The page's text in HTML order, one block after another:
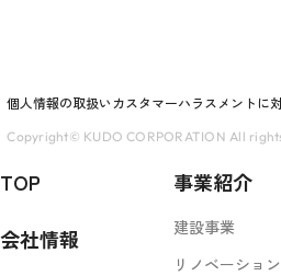
個人情報の取扱い カスタマーハラスメントに
Copyright© KUDO CORPORATION All
TOP
会社情報
事業紹介
建設事業
リノベーション